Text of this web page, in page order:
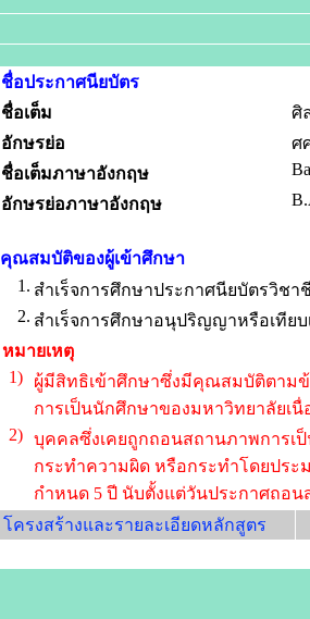
ชื่อประกาศนียบัตร
ชื่อเต็ม
ศิ
อักษรย่อ
ศ
ชื่อเต็มภาษาอังกฤษ
อักษรย่อภาษาอังกฤษ
คุณสมบัติของผู้เข้าศึกษา
1. สำเร็จการศึกษาประกาศนียบัตรวิช
2. สำเร็จการศึกษาอนุปริญญาหรือเทีย
หมายเหตุ
1)
ผู้มีสิทธิเข้าศึกษาซึ่งมีคุณสมบัติตามข้
การเป็นนักศึกษาของมหาวิทยาลัยเนื่
2) บุคคลซึ่งเคยถูกถอนสถานภาพการเ
กระทำความผิด หรือกระทำโดยปร
กำหนด 5 ปี นับตั้งแต่วันประกาศถอ
โครงสร้างและรายละเอียดหลักสูตร